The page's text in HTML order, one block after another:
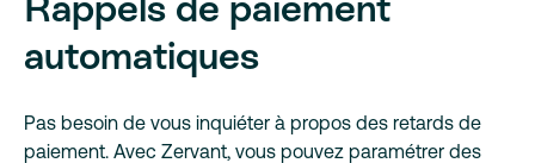
automatiques
Pas besoin de vous inquiéter à propos des retards de
paiement. Avec Zervant, vous pouvez paramétrer des